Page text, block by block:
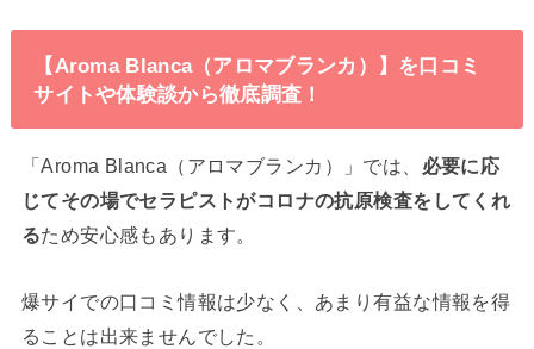
【Aroma Blanca（アロマブランカ）】を口コミ
サイトや体験談から徹底調査！
「Aroma Blanca（アロマブランカ）」では、 必要に応
じてその場でセラピストがコロナの抗原検査をしてくれ
るため安心感もあります。
爆サイでの口コミ情報は少なく、あまり有益な情報を得
ることは出来ませんでした。